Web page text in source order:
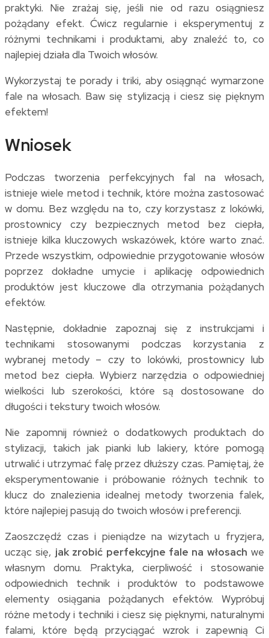
praktyki. Nie zrażaj się, jeśli nie od razu osiągniesz
pożądany efekt. Ćwicz regularnie i eksperymentuj z
różnymi technikami i produktami, aby znaleźć to, co
najlepiej działa dla Twoich włosów.
Wykorzystaj te porady i triki, aby osiągnąć wymarzone
fale na włosach. Baw się stylizacją i ciesz się pięknym
efektem!
Wniosek
Podczas tworzenia perfekcyjnych fal na włosach,
istnieje wiele metod i technik, które można zastosować
w domu. Bez względu na to, czy korzystasz z lokówki,
prostownicy czy bezpiecznych metod bez ciepła,
istnieje kilka kluczowych wskazówek, które warto znać.
Przede wszystkim, odpowiednie przygotowanie włosów
poprzez dokładne umycie i aplikację odpowiednich
produktów jest kluczowe dla otrzymania pożądanych
efektów.
Następnie, dokładnie zapoznaj się z instrukcjami i
technikami stosowanymi podczas korzystania z
wybranej metody – czy to lokówki, prostownicy lub
metod bez ciepła. Wybierz narzędzia o odpowiedniej
wielkości lub szerokości, które są dostosowane do
długości i tekstury twoich włosów.
Nie zapomnij również o dodatkowych produktach do
stylizacji, takich jak pianki lub lakiery, które pomogą
utrwalić i utrzymać falę przez dłuższy czas. Pamiętaj, że
eksperymentowanie i próbowanie różnych technik to
klucz do znalezienia idealnej metody tworzenia falek,
które najlepiej pasują do twoich włosów i preferencji.
Zaoszczędź czas i pieniądze na wizytach u fryzjera,
ucząc się, jak zrobić perfekcyjne fale na włosach we
własnym domu. Praktyka, cierpliwość i stosowanie
odpowiednich technik i produktów to podstawowe
elementy osiągania pożądanych efektów. Wypróbuj
różne metody i techniki i ciesz się pięknymi, naturalnymi
falami, które będą przyciągać wzrok i zapewnią Ci